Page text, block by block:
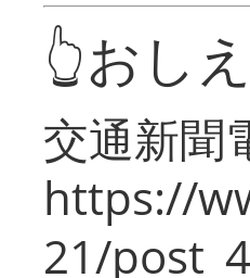
👆おし
交通新聞
https://
21/